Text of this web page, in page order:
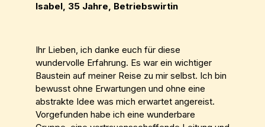
Isabel, 35 Jahre, Betriebswirtin
Ihr Lieben, ich danke euch für diese
wundervolle Erfahrung. Es war ein wichtiger
Baustein auf meiner Reise zu mir selbst. Ich bin
bewusst ohne Erwartungen und ohne eine
abstrakte Idee was mich erwartet angereist.
Vorgefunden habe ich eine wunderbare